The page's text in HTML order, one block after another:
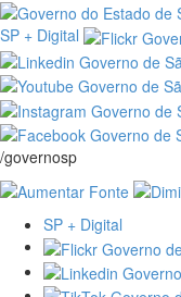
SP + Digital
/governosp
SP + Digital